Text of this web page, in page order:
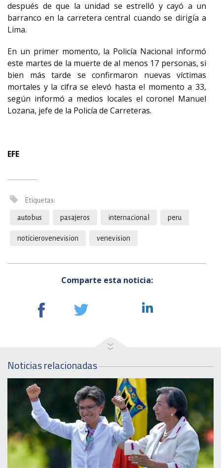
después de que la unidad se estrelló y cayó a un
barranco en la carretera central cuando se dirigía a
Lima.
En un primer momento, la Policía Nacional informó
este martes de la muerte de al menos 17 personas, si
bien más tarde se confirmaron nuevas víctimas
mortales y la cifra se elevó hasta el momento a 33,
según informó a medios locales el coronel Manuel
Lozana, jefe de la Policía de Carreteras.
EFE
Etiquetas:
autobus pasajeros internacional peru
noticierovenevision venevision
Comparte esta noticia:
Noticias relacionadas